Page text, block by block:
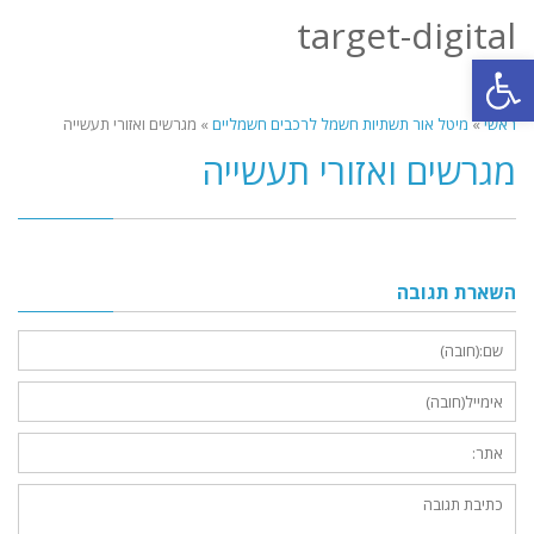
פתח סרגל נגישות
target-digital
ראשי» מיטל אור תשתיות חשמל לרכבים חשמליים » מגרשים ואזורי תעשייה
מגרשים ואזורי תעשייה
השארת תגובה